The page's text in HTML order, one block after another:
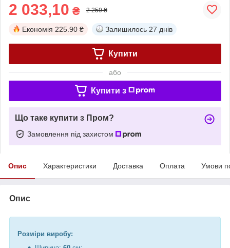
2 033,10 ₴ 2 259 ₴
Економія 225.90 ₴ Залишилось 27 днів
Купити
або
Купити з
Що таке купити з Пром?
Замовлення під захистом
Опис Характеристики Доставка Оплата Умови
Опис
Розміри виробу: